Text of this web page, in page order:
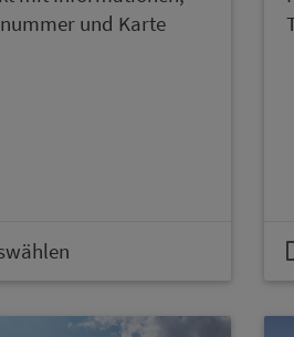
und Karte